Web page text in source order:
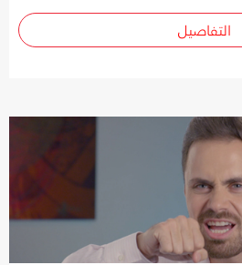
التفاصيل